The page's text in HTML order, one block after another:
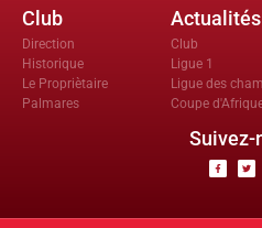
Club
Direction
Historique
Le Propriètaire
Palmares
Actualités
Club
Ligue 1
Ligue des
Coupe
Suivez-